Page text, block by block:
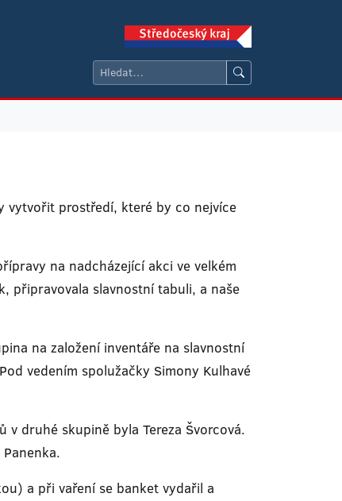
vytvořit prostředí, které by co nejvíce
na nadcházející akci ve velkém
připravovala slavnostní tabuli, a naše
na založení inventáře na slavnostní
vedením spolužačky Simony Kulhavé
druhé skupině byla Tereza Švorcová.
a při vaření se banket vydařil a